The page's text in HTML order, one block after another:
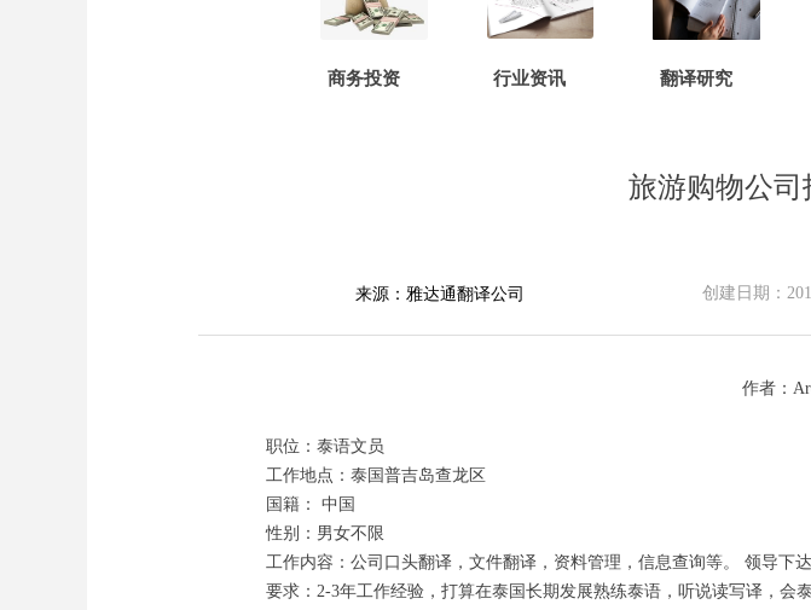
旅游购物公
创建日期：
来源：雅达通翻译公司
作者：
职位：泰语文员
工作地点：泰国普吉岛查龙区
国籍： 中国
性别：男女不限
工作内容：公司口头翻译，文件翻译，资料管理，信息查询等。 领导下
要求：2-3年工作经验，打算在泰国长期发展熟练泰语，听说读写译
商务投资 行业资讯 翻译研究